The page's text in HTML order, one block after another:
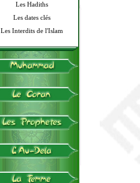
Les Hadiths
Les dates clés
Les Interdits de l'Islam